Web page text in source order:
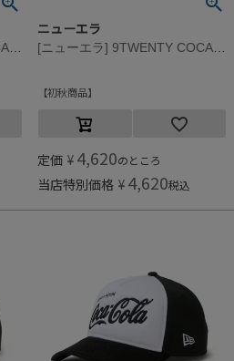
ニューエラ
初秋商品
定価 ¥ 4,620のところ
当店特別価格 ¥ 4,620税込